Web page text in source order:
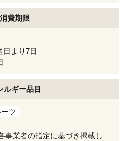
消費期限
日より7日
ルギー品目
ツ
事業者の指定に基づき掲載し